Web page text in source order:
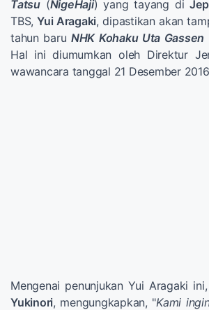
Tatsu(NigeHaji) yang tayang di
TBS,Yui Aragaki, dipastikan akan
tahun baru NHK Kohaku Uta Gassen
Hal ini diumumkan oleh Direktur
wawancara tanggal 21 Desember
Mengenai penunjukan Yui Aragaki
Yukinori, mengungkapkan, "Kami